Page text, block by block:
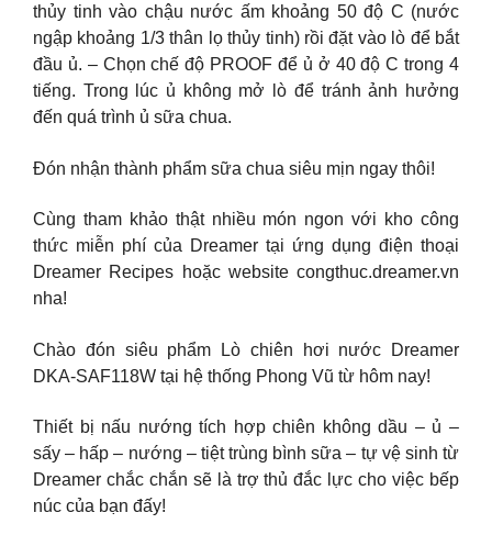
thủy tinh vào chậu nước ấm khoảng 50 độ C (nước
ngập khoảng 1/3 thân lọ thủy tinh) rồi đặt vào lò để bắt
đầu ủ. – Chọn chế độ PROOF để ủ ở 40 độ C trong 4
tiếng. Trong lúc ủ không mở lò để tránh ảnh hưởng
đến quá trình ủ sữa chua.
Đón nhận thành phẩm sữa chua siêu mịn ngay thôi!
Cùng tham khảo thật nhiều món ngon với kho công
thức miễn phí của Dreamer tại ứng dụng điện thoại
Dreamer Recipes hoặc website congthuc.dreamer.vn
nha!
Chào đón siêu phẩm Lò chiên hơi nước Dreamer
DKA-SAF118W tại hệ thống Phong Vũ từ hôm nay!
Thiết bị nấu nướng tích hợp chiên không dầu – ủ –
sấy – hấp – nướng – tiệt trùng bình sữa – tự vệ sinh từ
Dreamer chắc chắn sẽ là trợ thủ đắc lực cho việc bếp
núc của bạn đấy!